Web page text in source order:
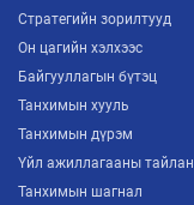
Стратегийн зорилтууд
Он цагийн хэлхээс
Байгууллагын бүтэц
Танхимын хууль
Танхимын дүрэм
Үйл ажиллагааны тайлан
Танхимын шагнал